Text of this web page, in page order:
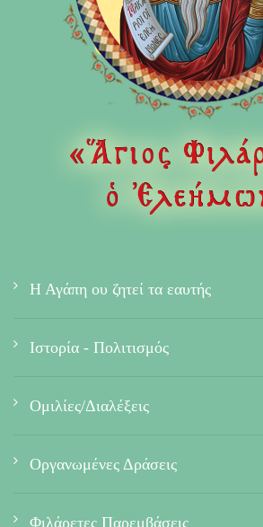
Η Αγάπη ου ζητεί τα εαυτής
Ιστορία - Πολιτισμός
Ομιλίες/Διαλέξεις
Οργανωμένες Δράσεις
Φιλάρετες Παρεμβάσεις